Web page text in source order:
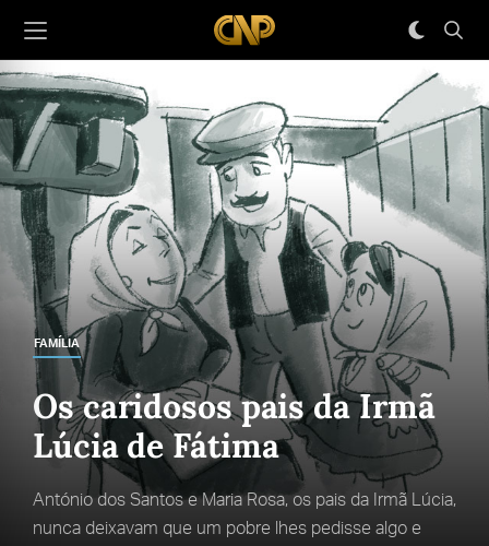
FAMÍLIA
Os caridosos pais da Irmã
Lúcia de Fátima
António dos Santos e Maria Rosa, os pais da Irmã Lúcia,
nunca deixavam que um pobre lhes pedisse algo e